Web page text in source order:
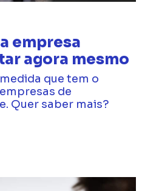
empresa
agora mesmo
que tem o
de
Quer saber mais?